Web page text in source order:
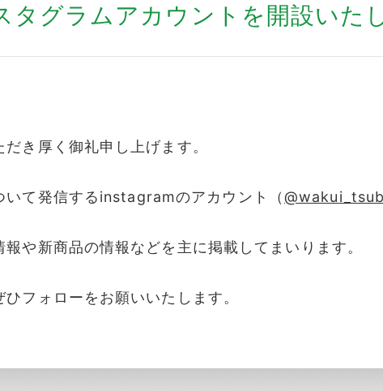
タグラムアカウントを開設いた
き厚く御礼申し上げます。
いて発信するinstagramのアカウント（
や新商品の情報などを主に掲載してまいります。
フォローをお願いいたします。